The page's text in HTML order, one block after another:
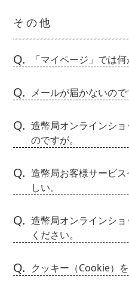
その他
Q. 「マイページ」では何
Q. メールが届かないので
Q. 造幣局オンラインシ
のですが。
Q. 造幣局お客様サービ
しい。
Q. 造幣局オンラインシ
ください。
Q. クッキー（Cookie）